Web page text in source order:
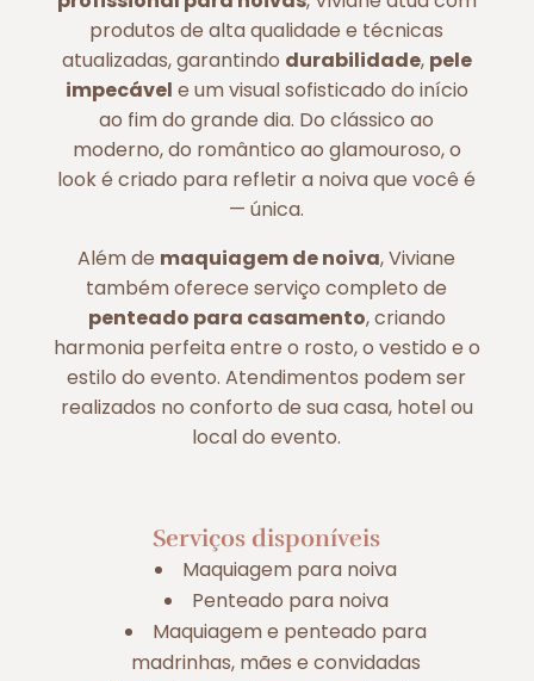
produtos de alta qualidade e técnicas
atualizadas, garantindo durabilidade, pele
impecável e um visual sofisticado do início
ao fim do grande dia. Do clássico ao
moderno, do romântico ao glamouroso, o
look é criado para refletir a noiva que você é
— única.
Além de maquiagem de noiva, Viviane
também oferece serviço completo de
penteado para casamento, criando
harmonia perfeita entre o rosto, o vestido e o
estilo do evento. Atendimentos podem ser
realizados no conforto de sua casa, hotel ou
local do evento.
Serviços disponíveis
Maquiagem para noiva
Penteado para noiva
Maquiagem e penteado para
madrinhas, mães e convidadas